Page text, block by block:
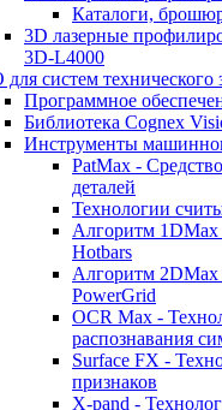
Каталоги,
3D лазерные
3D-L4000
систем технического
Программное
Библиотека Cognex
Инструменты
PatMax -
деталей
Технологии
Алгоритм 1DMax
Hotbars
Алгоритм 2DMax
PowerGrid
OCR Max -
распознавания
Surface FX -
признаков
X-pand -